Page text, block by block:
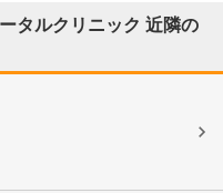
タルクリニック 近隣の